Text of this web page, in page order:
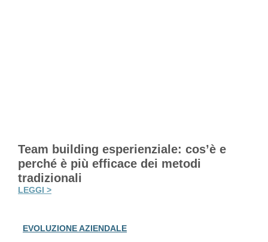
Team building esperienziale: cos’è e
perché è più efficace dei metodi
tradizionali
LEGGI >
EVOLUZIONE AZIENDALE